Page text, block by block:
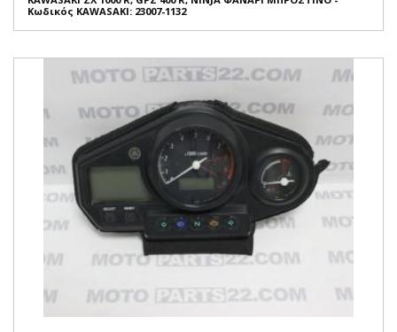
Κωδικός KAWASAKI: 23007-1132